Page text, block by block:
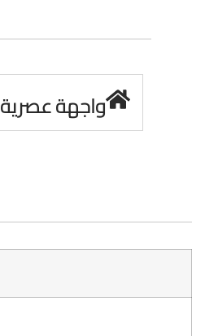
واجهة عصرية